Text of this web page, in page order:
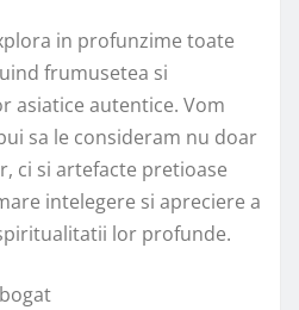
in profunzime toate
frumusetea si
asiatice autentice. Vom
sa le consideram nu doar
ci si artefacte pretioase
intelegere si apreciere a
lor profunde.